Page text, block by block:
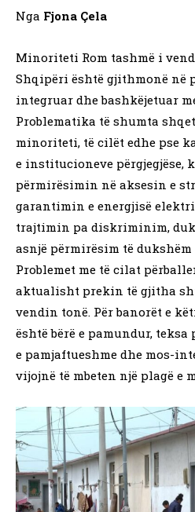
Nga Fjona Çela
Minoriteti Rom tashmë i
Shqipëri është gjithmonë në
integruar dhe bashkëjetuar
Problematika të shumta
minoriteti, të cilët edhe pse
e institucioneve përgjegjëse,
përmirësimin në aksesin e
garantimin e energjisë
trajtimin pa diskriminim,
asnjë përmirësim të dukshëm
Problemet me të cilat
aktualisht prekin të gjitha
vendin tonë. Për banorët e
është bërë e pamundur,
e pamjaftueshme dhe mos-
vijojnë të mbeten një plagë e